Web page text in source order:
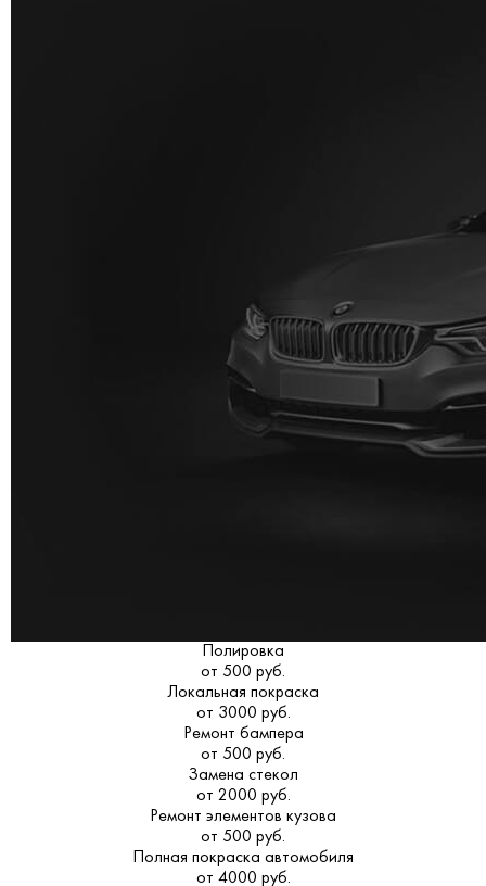
Полировка
от 500 руб.
Локальная покраска
от 3000 руб.
Ремонт бампера
от 500 руб.
Замена стекол
от 2000 руб.
Ремонт элементов кузова
от 500 руб.
Полная покраска автомобиля
от 4000 руб.